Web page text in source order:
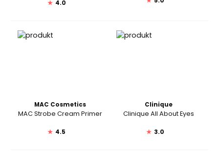
★ 4.0
MAC Cosmetics
MAC Strobe Cream Primer
★ 4.5
Clinique
Clinique All About Eyes
★ 3.0